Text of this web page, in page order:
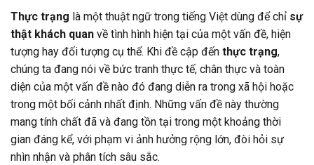
Thực trạng là một thuật ngữ trong tiếng Việt dùng để chỉ sự
thật khách quan về tình hình hiện tại của một vấn đề, hiện
tượng hay đối tượng cụ thể. Khi đề cập đến thực trạng,
chúng ta đang nói về bức tranh thực tế, chân thực và toàn
diện của một vấn đề nào đó đang diễn ra trong xã hội hoặc
trong một bối cảnh nhất định. Những vấn đề này thường
mang tính chất đã và đang tồn tại trong một khoảng thời
gian đáng kể, với phạm vi ảnh hưởng rộng lớn, đòi hỏi sự
nhìn nhận và phân tích sâu sắc.